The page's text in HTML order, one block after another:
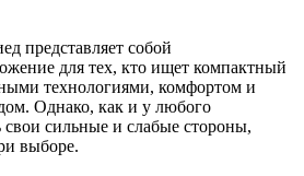
представляет собой
для тех, кто ищет компактный
технологиями, комфортом и
Однако, как и у любого
свои сильные и слабые стороны,
выборе.